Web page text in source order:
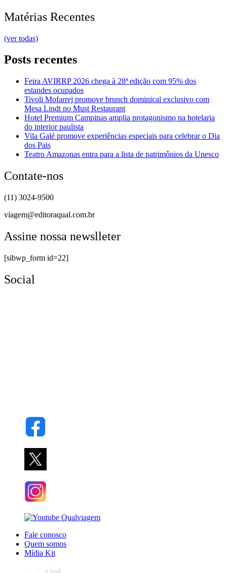
Matérias Recentes
(ver todas)
Posts recentes
Feira AVIRRP 2026 chega à 28ª edição com 95% dos
estandes ocupados
Tivoli Mofarrej promove brunch dominical exclusivo com
Mesa Lindt no Must Restaurant
Hotel Premium Campinas amplia protagonismo na hotelaria
do interior paulista
Vila Galé promove experiências especiais para celebrar o Dia
dos Pais
Teatro Amazonas entra para a lista de patrimônios da Unesco
Contate-nos
(11) 3024-9500
viagem@editoraqual.com.br
Assine nossa newslleter
[sibwp_form id=22]
Social
Fale conosco
Quem somos
Mídia Kit